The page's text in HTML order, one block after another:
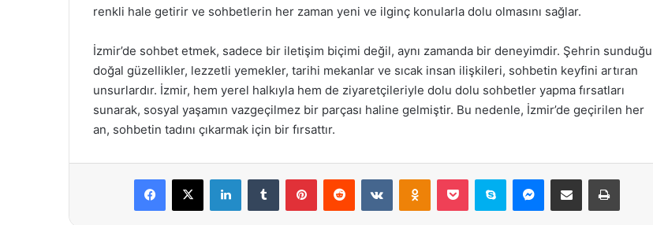
renkli hale getirir ve sohbetlerin her zaman yeni ve ilginç konularla dolu olmasını sağlar.
İzmir’de sohbet etmek, sadece bir iletişim biçimi değil, aynı zamanda bir deneyimdir. Şehrin sunduğu
doğal güzellikler, lezzetli yemekler, tarihi mekanlar ve sıcak insan ilişkileri, sohbetin keyfini artıran
unsurlardır. İzmir, hem yerel halkıyla hem de ziyaretçileriyle dolu dolu sohbetler yapma fırsatları
sunarak, sosyal yaşamın vazgeçilmez bir parçası haline gelmiştir. Bu nedenle, İzmir’de geçirilen her
an, sohbetin tadını çıkarmak için bir fırsattır.
Facebook
X LinkedInTumblr PinterestReddit VKontakteOdnoklassniki
Pocket Skype Messenger
E-Posta ile paylaş Yazdır